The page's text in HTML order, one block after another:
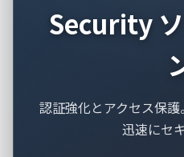
Security
認証強化とアクセス保
迅速にセ